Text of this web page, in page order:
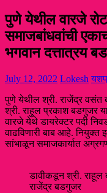
पुणे येथील वारजे
समाजबांधवांची
भगवान दत्तात्रय
July 12, 2022 Lokesh
पुणे येथील श्री. राजेंद्र वसंत
श्री. राहुल प्रकाश बडगुजर
वारजे येथे डायरेक्टर पदी
वाढविणारी बाब आहे.
सांभाळून समाजकार्यात
डावीकडून श्री.
राजेंद्र बडगुजर